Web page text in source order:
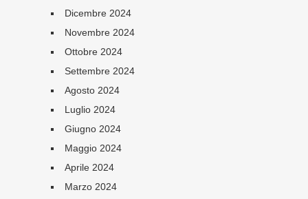
Dicembre 2024
Novembre 2024
Ottobre 2024
Settembre 2024
Agosto 2024
Luglio 2024
Giugno 2024
Maggio 2024
Aprile 2024
Marzo 2024